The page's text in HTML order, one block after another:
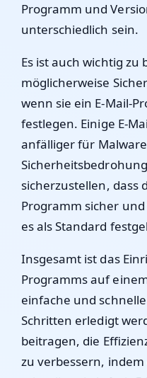
Programm und
unterschiedlich sein.
Es ist auch wichtig zu
möglicherweise
wenn sie ein E-Mail-
festlegen. Einige E-
anfälliger für
sicherzustellen, dass
Programm sicher
es als Standard
Insgesamt ist das
Programms auf
einfache und
Schritten erledigt
beitragen, die
zu verbessern,